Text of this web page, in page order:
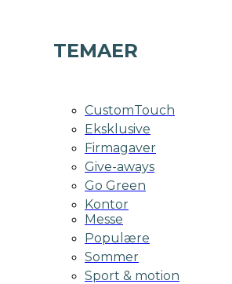
TEMAER
CustomTouch
Eksklusive
Firmagaver
Give-aways
Go Green
Kontor
Messe
Populære
Sommer
Sport & motion